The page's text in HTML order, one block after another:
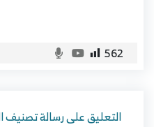
562
التعليق على رسالة تصنيف